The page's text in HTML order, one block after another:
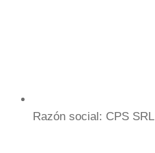
Razón social: CPS SRL